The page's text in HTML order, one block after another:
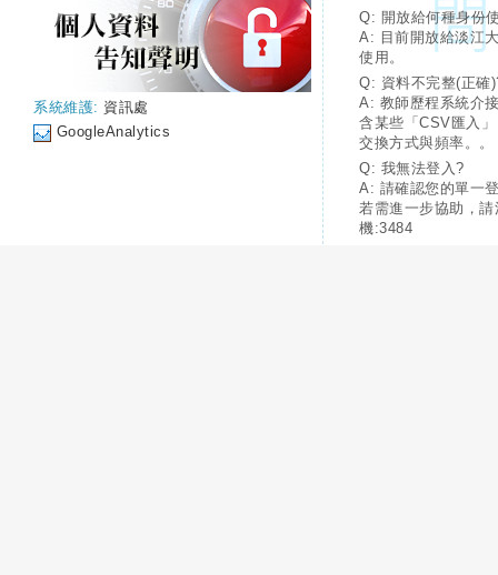
系統維護: 資訊處
GoogleAnalytics
Q: 開放給何種身份
A: 目前開放給淡江
使用。
Q: 資料不完整(正確
A: 教師歷程系統介
含某些「CSV匯入
交換方式與頻率。。
Q: 我無法登入?
A: 請確認您的單一
若需進一步協助，
機:3484